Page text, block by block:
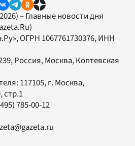
– Главные новости дня
, ОГРН 1067761730376, ИНН
Россия, Москва, Коптевская
117105, г. Москва,
стр.1
785-00-12